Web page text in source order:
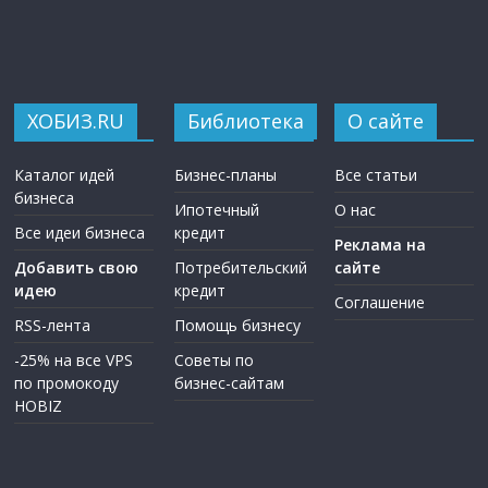
ХОБИЗ.RU
Каталог идей
бизнеса
Все идеи бизнеса
Добавить свою
идею
RSS-лента
-25% на все VPS
по промокоду
HOBIZ
Библиотека
Бизнес-планы
Ипотечный
кредит
Потребительский
кредит
Помощь бизнесу
Советы по
бизнес-сайтам
О сайте
Все статьи
О нас
Реклама на
сайте
Соглашение